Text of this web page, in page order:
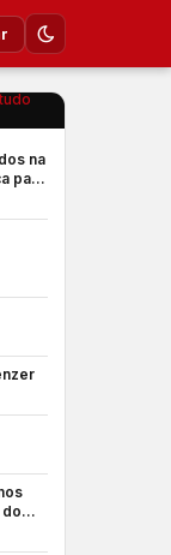
na
para